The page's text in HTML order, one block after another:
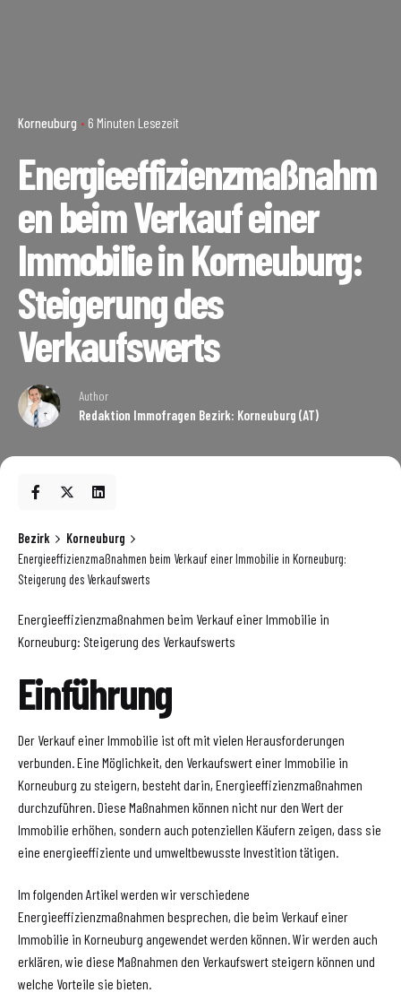
Korneuburg 6 Minuten Lesezeit
Energieeffizienzmaßnahm
en beim Verkauf einer
Immobilie in Korneuburg:
Steigerung des
Verkaufswerts
Author
Redaktion Immofragen Bezirk: Korneuburg (AT)
Bezirk
Korneuburg
Energieeffizienzmaßnahmen beim Verkauf einer Immobilie in Korneuburg:
Steigerung des Verkaufswerts
Energieeffizienzmaßnahmen beim Verkauf einer Immobilie in
Korneuburg: Steigerung des Verkaufswerts
Einführung
Der Verkauf einer Immobilie ist oft mit vielen Herausforderungen
verbunden. Eine Möglichkeit, den Verkaufswert einer Immobilie in
Korneuburg zu steigern, besteht darin, Energieeffizienzmaßnahmen
durchzuführen. Diese Maßnahmen können nicht nur den Wert der
Immobilie erhöhen, sondern auch potenziellen Käufern zeigen, dass sie
eine energieeffiziente und umweltbewusste Investition tätigen.
Im folgenden Artikel werden wir verschiedene
Energieeffizienzmaßnahmen besprechen, die beim Verkauf einer
Immobilie in Korneuburg angewendet werden können. Wir werden auch
erklären, wie diese Maßnahmen den Verkaufswert steigern können und
welche Vorteile sie bieten.